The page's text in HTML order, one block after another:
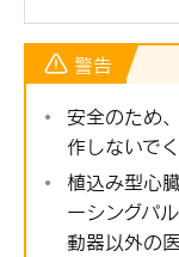
警告
安全のため
作しないでく
植込み型心
ーシングパ
動器以外の